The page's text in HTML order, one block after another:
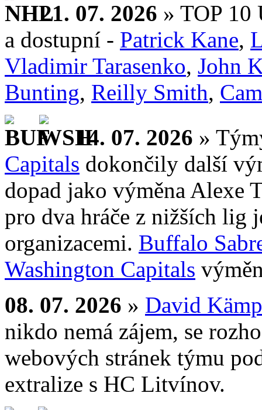
21. 07. 2026 » TOP 10
a dostupní - Patrick Kane,
Vladimir Tarasenko, John
Bunting, Reilly Smith,
14. 07. 2026 »
Capitals dokončily další
dopad jako výměna Alexe
pro dva hráče z nižších lig
organizacemi. Buffalo
Washington Capitals
08. 07. 2026 » David
nikdo nemá zájem, se
webových stránek týmu
extralize s HC Litvínov.